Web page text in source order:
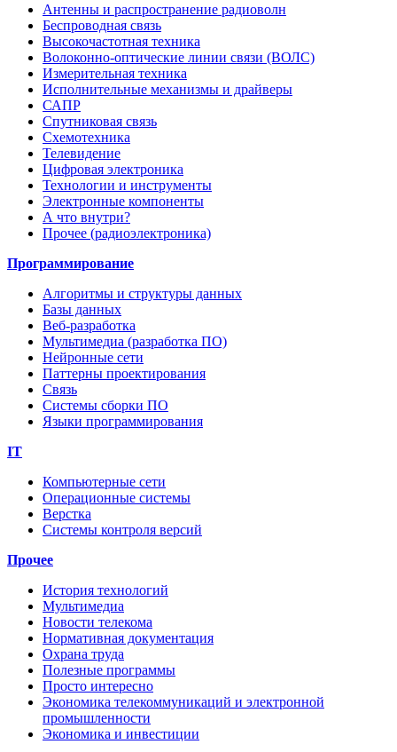
Антенны и распространение радиоволн
Беспроводная связь
Высокочастотная техника
Волоконно-оптические линии связи (ВОЛС)
Измерительная техника
Исполнительные механизмы и драйверы
САПР
Спутниковая связь
Схемотехника
Телевидение
Цифровая электроника
Технологии и инструменты
Электронные компоненты
А что внутри?
Прочее (радиоэлектроника)
Программирование
Алгоритмы и структуры данных
Базы данных
Веб-разработка
Мультимедиа (разработка ПО)
Нейронные сети
Паттерны проектирования
Связь
Системы сборки ПО
Языки программирования
IT
Компьютерные сети
Операционные системы
Верстка
Системы контроля версий
Прочее
История технологий
Мультимедиа
Новости телекома
Нормативная документация
Охрана труда
Полезные программы
Просто интересно
Экономика телекоммуникаций и электронной
промышленности
Экономика и инвестиции